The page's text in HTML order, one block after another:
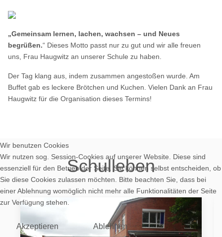
„Gemeinsam lernen, lachen, wachsen – und Neues
begrüßen.“ Dieses Motto passt nur zu gut und wir alle freuen
uns, Frau Haugwitz an unserer Schule zu haben.
Der Tag klang aus, indem zusammen angestoßen wurde. Am
Buffet gab es leckere Brötchen und Kuchen. Vielen Dank an Frau
Haugwitz für die Organisation dieses Termins!
Schulleben
Wir benutzen Cookies
Wir nutzen sog. Session-Cookies auf unserer Website. Diese sind
essenziell für den Betrieb der Seite. Sie können selbst entscheiden, ob
Sie diese Cookies zulassen möchten. Bitte beachten Sie, dass bei
einer Ablehnung womöglich nicht mehr alle Funktionalitäten der Seite
zur Verfügung stehen.
Akzeptieren Ablehnen